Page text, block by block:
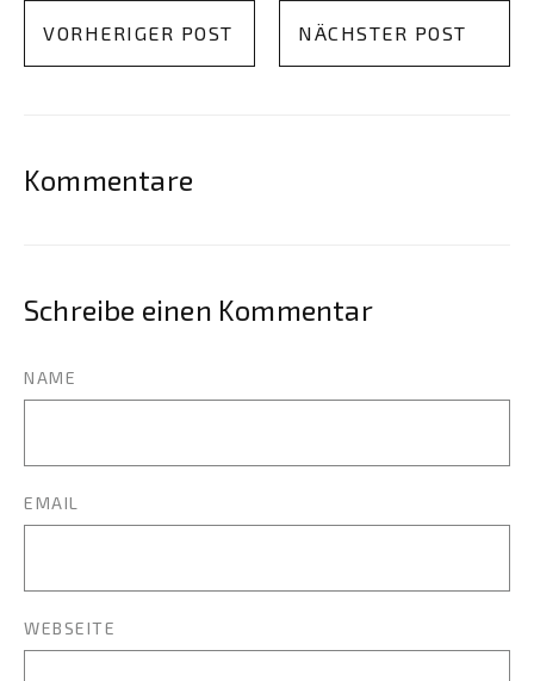
VORHERIGER POST NÄCHSTER POST
Kommentare
Schreibe einen Kommentar
NAME
EMAIL
WEBSEITE